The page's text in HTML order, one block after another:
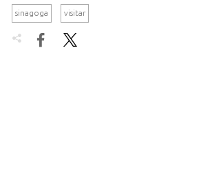
sinagoga visitar
 